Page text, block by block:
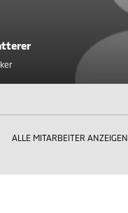
ALLE MITARBEITER ANZEIGEN